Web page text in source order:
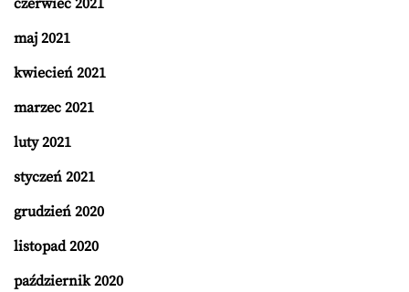
czerwiec 2021
maj 2021
kwiecień 2021
marzec 2021
luty 2021
styczeń 2021
grudzień 2020
listopad 2020
październik 2020